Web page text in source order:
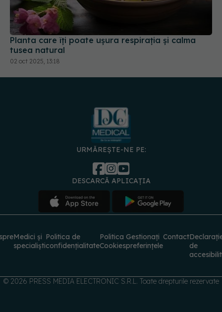
Planta care îți poate ușura respirația și calma
tusea natural
02 oct 2025, 13:18
URMĂREȘTE-NE PE:
DESCARCĂ APLICAȚIA
specialiști
Politica de
confidențialitateCookies
Gestionați
preferințele
Contact
de
© 2026 PRESS MEDIA ELECTRONIC S.R.L. Toate drepturile rezervate